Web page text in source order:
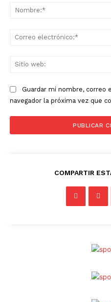
Guardar mi nombre,
navegador la próxima vez que
COMPARTIR